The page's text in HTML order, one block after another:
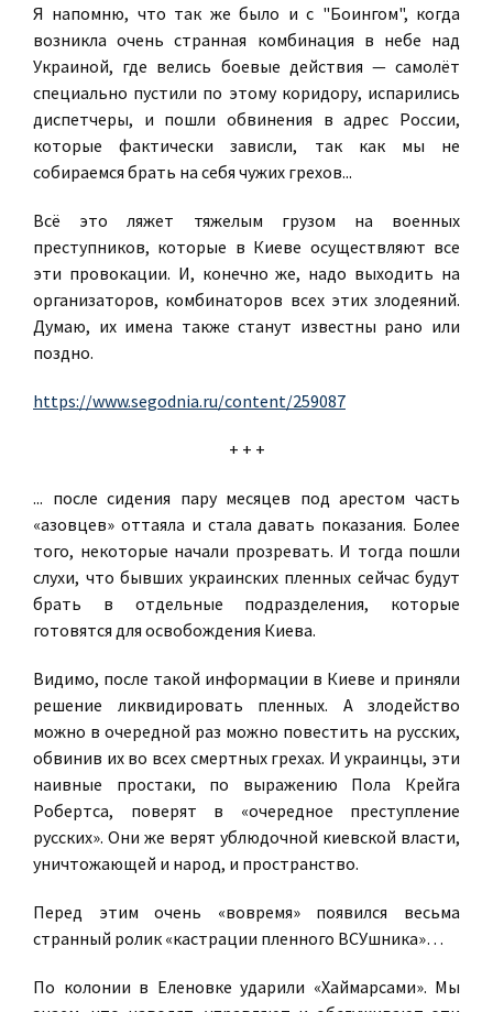
Я напомню, что так же было и с "Боингом", когда
возникла очень странная комбинация в небе над
Украиной, где велись боевые действия — самолёт
специально пустили по этому коридору, испарились
диспетчеры, и пошли обвинения в адрес России,
которые фактически зависли, так как мы не
собираемся брать на себя чужих грехов...
Всё это ляжет тяжелым грузом на военных
преступников, которые в Киеве осуществляют все
эти провокации. И, конечно же, надо выходить на
организаторов, комбинаторов всех этих злодеяний.
Думаю, их имена также станут известны рано или
поздно.
https://www.segodnia.ru/content/259087
+ + +
... после сидения пару месяцев под арестом часть
«азовцев» оттаяла и стала давать показания. Более
того, некоторые начали прозревать. И тогда пошли
слухи, что бывших украинских пленных сейчас будут
брать в отдельные подразделения, которые
готовятся для освобождения Киева.
Видимо, после такой информации в Киеве и приняли
решение ликвидировать пленных. А злодейство
можно в очередной раз можно повестить на русских,
обвинив их во всех смертных грехах. И украинцы, эти
наивные простаки, по выражению Пола Крейга
Робертса, поверят в «очередное преступление
русских». Они же верят ублюдочной киевской власти,
уничтожающей и народ, и пространство.
Перед этим очень «вовремя» появился весьма
странный ролик «кастрации пленного ВСУшника»…
По колонии в Еленовке ударили «Хаймарсами». Мы